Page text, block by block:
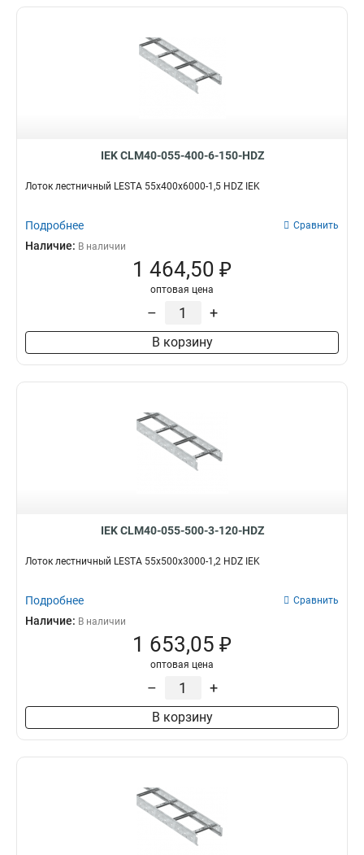
IEK CLM40-055-400-6-150-HDZ
Лоток лестничный LESTA 55х400х6000-1,5 HDZ IEK
Подробнее Сравнить
Наличие: В наличии
1 464,50 ₽
оптовая цена
– +
В корзину
IEK CLM40-055-500-3-120-HDZ
Лоток лестничный LESTA 55х500х3000-1,2 HDZ IEK
Подробнее Сравнить
Наличие: В наличии
1 653,05 ₽
оптовая цена
– +
В корзину